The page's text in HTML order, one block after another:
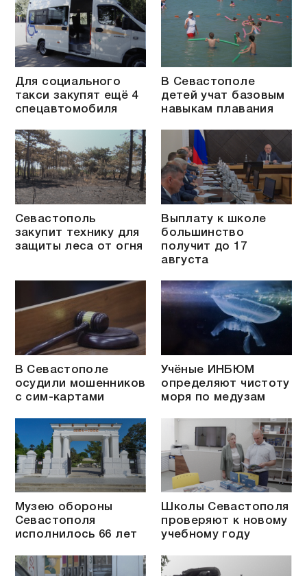
Для социального
такси закупят ещё 4
спецавтомобиля
В Севастополе
детей учат базовым
навыкам плавания
Севастополь
закупит технику для
защиты леса от огня
Выплату к школе
большинство
получит до 17
августа
В Севастополе
осудили мошенников
с сим-картами
Учёные ИНБЮМ
определяют чистоту
моря по медузам
Музею обороны
Севастополя
исполнилось 66 лет
Школы Севастополя
проверяют к новому
учебному году